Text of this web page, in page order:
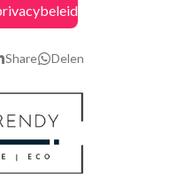
t
a
r
Share Delen